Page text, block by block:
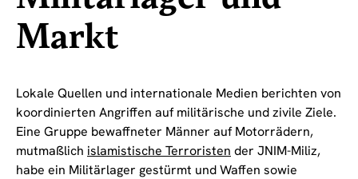
Markt
Lokale Quellen und internationale Medien berichten von
koordinierten Angriffen auf militärische und zivile Ziele.
Eine Gruppe bewaffneter Männer auf Motorrädern,
mutmaßlich islamistische Terroristen der JNIM-Miliz,
habe ein Militärlager gestürmt und Waffen sowie